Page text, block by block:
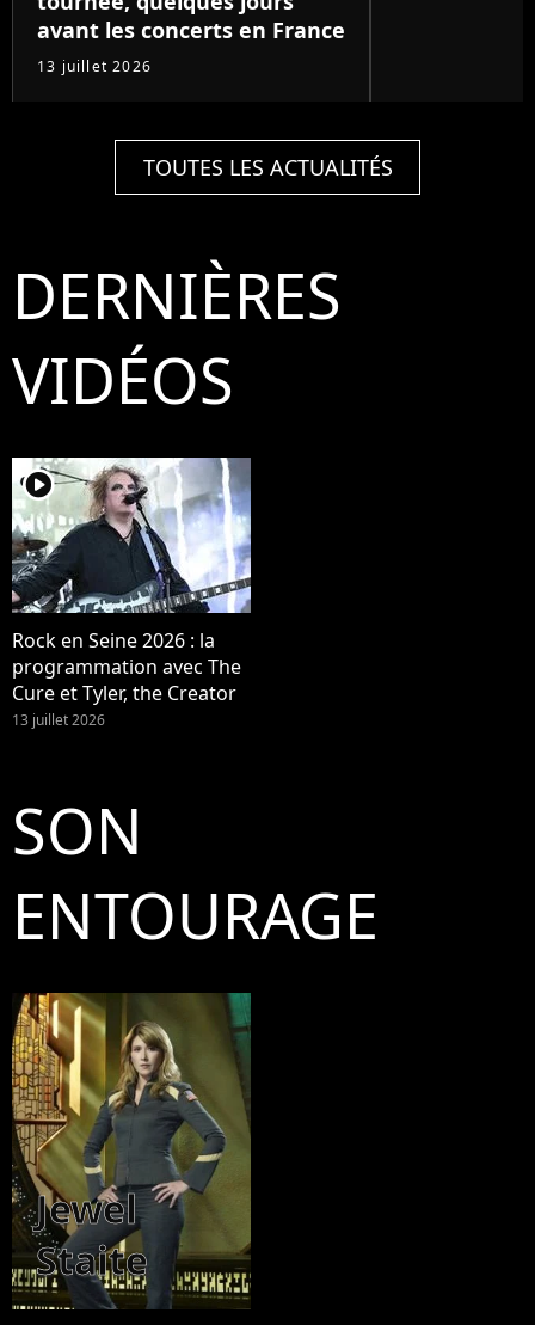
avant les concerts en France
13 juillet 2026
TOUTES LES ACTUALITÉS
DERNIÈRES
VIDÉOS
player2
Rock en Seine 2026 : la
programmation avec The
Cure et Tyler, the Creator
13 juillet 2026
SON
ENTOURAGE
Jewel
Staite